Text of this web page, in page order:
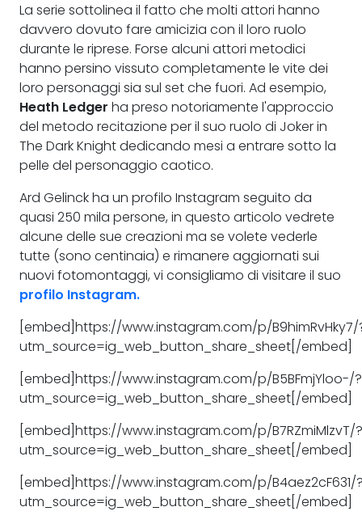
La serie sottolinea il fatto che molti attori hanno
davvero dovuto fare amicizia con il loro ruolo
durante le riprese. Forse alcuni attori metodici
hanno persino vissuto completamente le vite dei
loro personaggi sia sul set che fuori. Ad esempio,
Heath Ledger ha preso notoriamente l'approccio
del metodo recitazione per il suo ruolo di Joker in
The Dark Knight dedicando mesi a entrare sotto la
pelle del personaggio caotico.
Ard Gelinck ha un profilo Instagram seguito da
quasi 250 mila persone, in questo articolo vedrete
alcune delle sue creazioni ma se volete vederle
tutte (sono centinaia) e rimanere aggiornati sui
nuovi fotomontaggi, vi consigliamo di visitare il suo
profilo Instagram.
[embed]https://www.instagram.com/p/B9himRvHky7/
utm_source=ig_web_button_share_sheet[/embed]
[embed]https://www.instagram.com/p/B5BFmjYloo-/?
utm_source=ig_web_button_share_sheet[/embed]
[embed]https://www.instagram.com/p/B7RZmiMlzvT/?
utm_source=ig_web_button_share_sheet[/embed]
[embed]https://www.instagram.com/p/B4aez2cF631/
utm_source=ig_web_button_share_sheet[/embed]